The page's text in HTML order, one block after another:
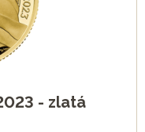
- zlatá